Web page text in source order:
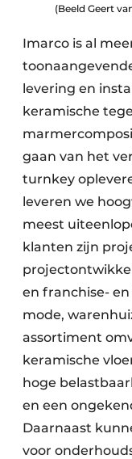
(Beeld Geert
Imarco is al
levering en
keramische
gaan van het
turnkey
leveren we
meest
klanten zijn
en franchise-
mode,
assortiment
keramische
hoge
en een
Daarnaast
voor